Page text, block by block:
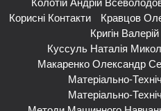
Корисні Контакти
Кравцов
Кригін
Куссуль Наталія
Макаренко Олександр
Матеріально-
Матеріально-